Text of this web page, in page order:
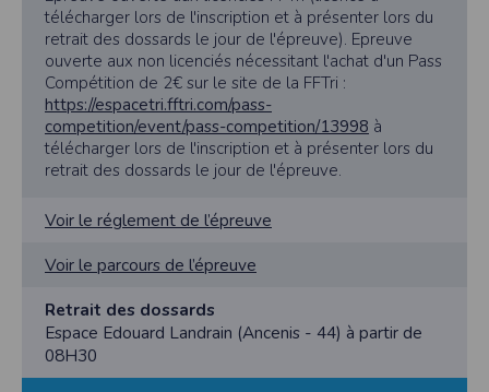
télécharger lors de l'inscription et à présenter lors du
retrait des dossards le jour de l'épreuve). Epreuve
ouverte aux non licenciés nécessitant l'achat d'un Pass
Compétition de 2€ sur le site de la FFTri :
https://espacetri.fftri.com/pass-
competition/event/pass-competition/13998 à
télécharger lors de l'inscription et à présenter lors du
retrait des dossards le jour de l'épreuve.
Voir le réglement de l’épreuve
Voir le parcours de l’épreuve
Retrait des dossards
Espace Edouard Landrain (Ancenis - 44) à partir de
08H30
vous disposez d’un droit d’accès et de rectification aux informations qui vous
Vous pouvez accèder aux informations vous concernanten nous contactant ici
.Vous pouvez également, pour des motifs légitimes, vous opposer au traitement
des données vous concernant.
Conditions générales d'utilisation de
Informations sur la localisation
Nous collectons et traitons les informations de localisation lorsque vous vous
inscrivez et utilisez les services. Conformément à notre politique de
confidentialité, nous ne suivons pas la localisation de votre appareil lorsque
vous n'utilisez pas l'application, mais afin de fournir des services de
synchronisation de base, il est nécessaire de suivre la localisation de votre
appareil lorsque vous utilisez l'application. Si vous souhaitez mettre fin au suivi